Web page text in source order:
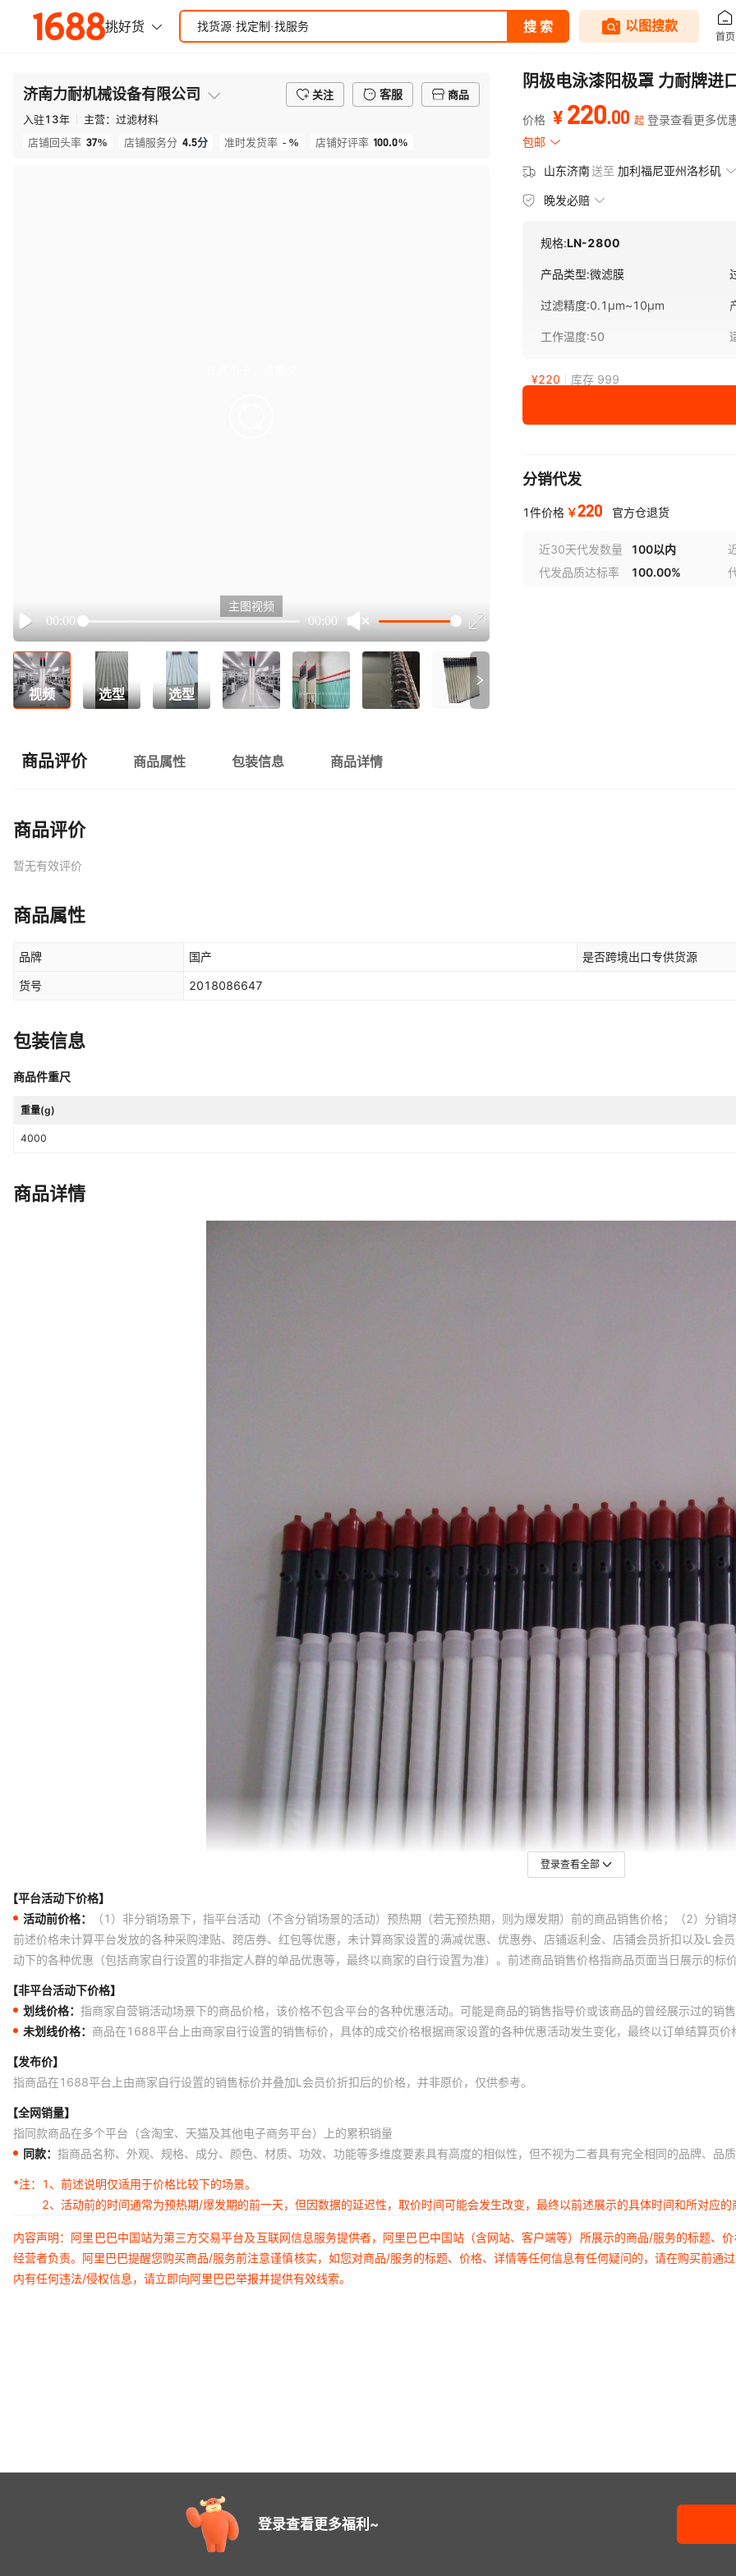
济南力耐机械设备有限公司 关注 客服
商品
入驻13年 主营： 过滤材料
店铺回头率 37% 店铺服务分 4.5分 准时发货率 - % 店铺好评率 100.0%
Play
00:00 00:00
主图视频
视频 选型 选型
阴极电泳漆阳极罩 力耐牌进
价格 ¥ 220.00 起 登录查看更多优
包邮
山东济南送至 加利福尼亚州洛杉矶
晚发必赔
规格:LN-2800
产品类型:微滤膜
过滤精度:0.1μm~10μm
工作温度:50
¥220 库存 999
分销代发
1件价格 ￥220 官方仓退货
近30天代发数量 100以内
代发品质达标率
100.00%
商品评价 商品属性 包装信息 商品详情
商品评价
暂无有效评价
商品属性
品牌 国产 是否跨境出口专供货源
货号 2018086647
包装信息
商品件重尺
重量(g)
4000
商品详情
登录查看全部
【平台活动下价格】
活动前价格：
（1）非分销场景下，指平台活动（不含分销场景的活动）预热期（若无预热期，则为爆发期）前的商品销售价格；（2）分
前述价格未计算平台发放的各种采购津贴、跨店券、红包等优惠，未计算商家设置的满减优惠、优惠券、店铺返利金、店铺会员折扣以及L会
动下的各种优惠（包括商家自行设置的非指定人群的单品优惠等，最终以商家的自行设置为准）。前述商品销售价格指商品页面当日展示的
【非平台活动下价格】
划线价格： 指商家自营销活动场景下的商品价格，该价格不包含平台的各种优惠活动。可能是商品的销售指导价或该商品的曾经展示过的销
未划线价格： 商品在1688平台上由商家自行设置的销售标价，具体的成交价格根据商家设置的各种优惠活动发生变化，最终以订单结算页价
【发布价】
指商品在1688平台上由商家自行设置的销售标价并叠加L会员价折扣后的价格，并非原价，仅供参考。
【全网销量】
指同款商品在多个平台（含淘宝、天猫及其他电子商务平台）上的累积销量
同款： 指商品名称、外观、规格、成分、颜色、材质、功效、功能等多维度要素具有高度的相似性，但不视为二者具有完全相同的品牌、品
*注：
1、前述说明仅适用于价格比较下的场景。
2、活动前的时间通常为预热期/爆发期的前一天，但因数据的延迟性，取价时间可能会发生改变，最终以前述展示的具体时间和所对应的
内容声明：阿里巴巴中国站为第三方交易平台及互联网信息服务提供者，阿里巴巴中国站（含网站、客户端等）所展示的商品/服务的标题、
经营者负责。阿里巴巴提醒您购买商品/服务前注意谨慎核实，如您对商品/服务的标题、价格、详情等任何信息有任何疑问的，请在购买前通
内有任何违法/侵权信息，请立即向阿里巴巴举报并提供有效线索。
登录查看更多福利~